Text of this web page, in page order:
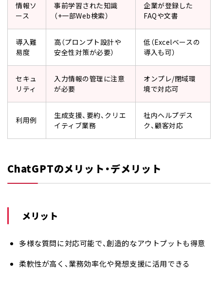
情報ソ
ース
事前学習された知識
（+一部Web検索）
企業が登録した
FAQや文書
導入難
易度
高（プロンプト設計や
安全性対策が必要）
低（Excelベースの
導入も可）
セキュ
リティ
入力情報の管理に注意
が必要
オンプレ/閉域環
境で対応可
利用例
生成支援、要約、クリエ
イティブ業務
社内ヘルプデス
ク、顧客対応
ChatGPTのメリット・デメリット
メリット
多様な質問に対応可能で、創造的なアウトプットも得意
柔軟性が高く、業務効率化や発想支援に活用できる